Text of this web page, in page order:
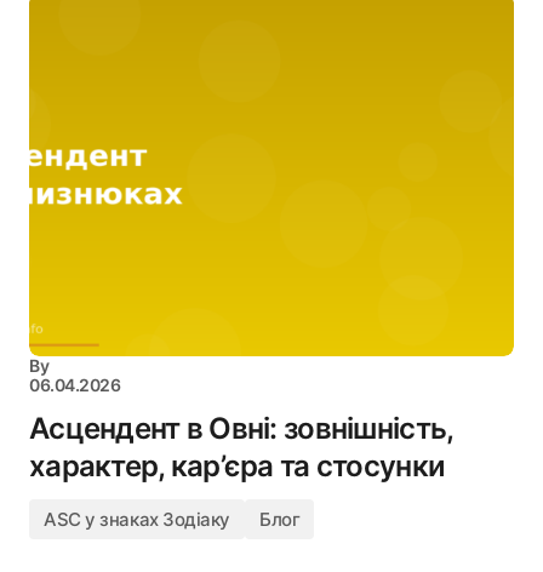
By
06.04.2026
Асцендент в Овні: зовнішність,
характер, кар’єра та стосунки
ASC у знаках Зодіаку Блог